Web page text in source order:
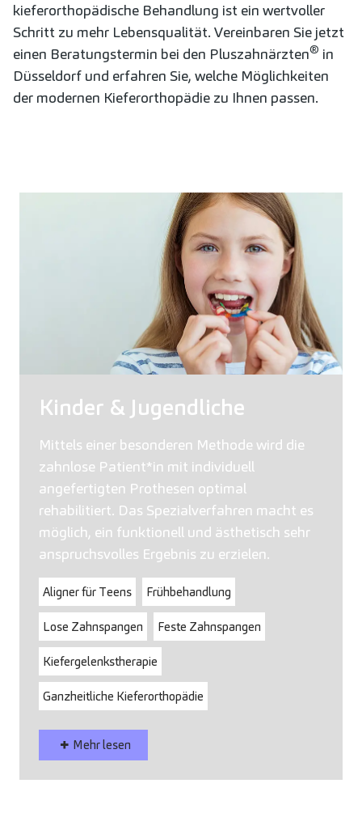
kieferorthopädische Behandlung ist ein wertvoller
Schritt zu mehr Lebensqualität. Vereinbaren Sie jetzt
einen Beratungstermin bei den Pluszahnärzten® in
Düsseldorf und erfahren Sie, welche Möglichkeiten
der modernen Kieferorthopädie zu Ihnen passen.
Kinder & Jugendliche
Mittels einer besonderen Methode wird die
zahnlose Patient*in mit individuell
angefertigten Prothesen optimal
rehabilitiert. Das Spezialverfahren macht es
möglich, ein funktionell und ästhetisch sehr
anspruchsvolles Ergebnis zu erzielen.
Aligner für Teens Frühbehandlung
Lose Zahnspangen Feste Zahnspangen
Kiefergelenkstherapie
Ganzheitliche Kieferorthopädie
Mehr lesen